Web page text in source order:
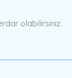
olabilirsiniz.